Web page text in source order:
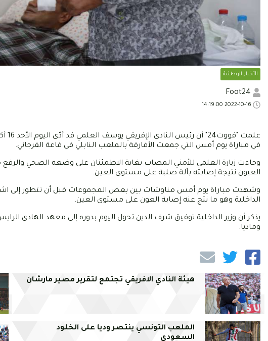
الأخبار الوطنية
في مباراة يوم أمس التي جمعت الأفارقة بالملعب النابلي في قاعة القرجاني.
وجاءت زيارة العلمي للأمني المصاب بغاية الاطمئنان على وضعه الصحي
العيون نتيجة إصابته بآلة صلبة على مستوى العين.
وشهدت مباراة يوم أمس مناوشات بين بعض المجموعات قبل أن تتطور إلى
الداخلية وهو ما نتج عنه إصابة العون على مستوى العين.
يذكر أن وزير الداخلية توفيق شرف الدين تحول اليوم بدوره إلى معهد الهادي
وماديا.
هيئة النادي الافريقي تجتمع لتقرير مصير مارشان
الملعب التونسي ينتصر وديا على الخلود
السعودي